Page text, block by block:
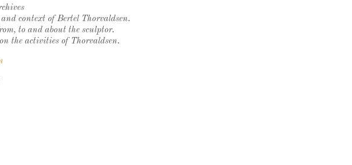
context of Bertel Thorvaldsen.
to and about the sculptor.
the activities of Thorvaldsen.